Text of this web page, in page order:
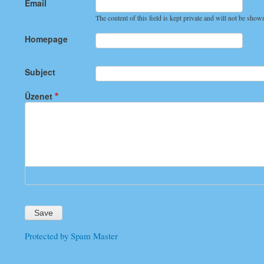
Email
The content of this field is kept private and will not be
Homepage
Subject
Üzenet
Protected by Spam Master